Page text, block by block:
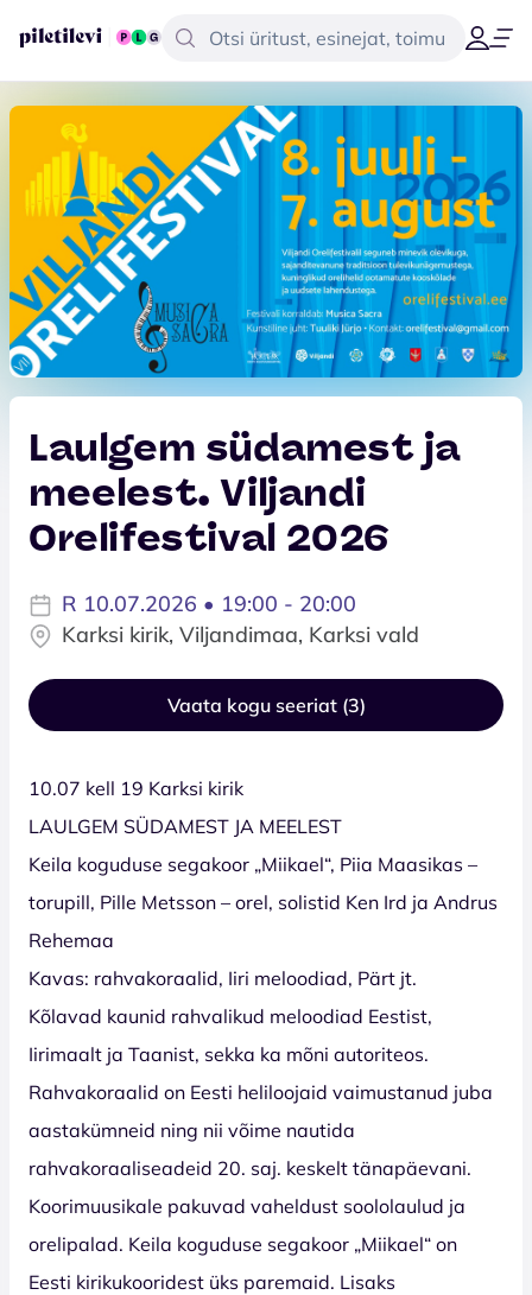
Laulgem südamest ja
meelest. Viljandi
Orelifestival 2026
R 10.07.2026 • 19:00 - 20:00
Karksi kirik, Viljandimaa, Karksi vald
Vaata kogu seeriat (3)
10.07 kell 19 Karksi kirik
LAULGEM SÜDAMEST JA MEELEST
Keila koguduse segakoor „Miikael“, Piia Maasikas –
torupill, Pille Metsson – orel, solistid Ken Ird ja Andrus
Rehemaa
Kavas: rahvakoraalid, Iiri meloodiad, Pärt jt.
Kõlavad kaunid rahvalikud meloodiad Eestist,
Iirimaalt ja Taanist, sekka ka mõni autoriteos.
Rahvakoraalid on Eesti heliloojaid vaimustanud juba
aastakümneid ning nii võime nautida
rahvakoraaliseadeid 20. saj. keskelt tänapäevani.
Koorimuusikale pakuvad vaheldust soololaulud ja
orelipalad. Keila koguduse segakoor „Miikael“ on
Eesti kirikukooridest üks paremaid. Lisaks